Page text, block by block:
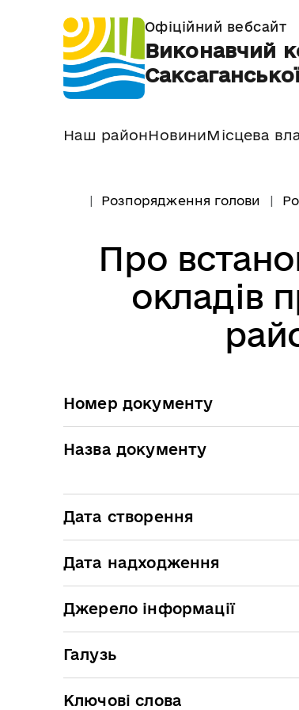
Офіційний вебсайт
Виконавчий
Наш районНовиниМісцева
Розпорядження голови
Про
окладів
Номер документу
Назва документу
Дата створення
Дата надходження
Джерело інформації
Галузь
Ключові слова